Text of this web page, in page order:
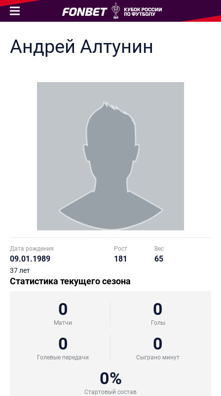
Андрей Алтунин
Дата рождения
09.01.1989
37 лет
Рост
181
Вес
65
Статистика текущего сезона
0
Матчи
0
Голы
0
Голевые передачи
0
Сыграно минут
0%
Стартовый состав